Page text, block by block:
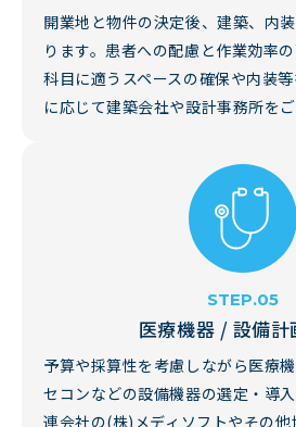
開業地と物件の決定後、建築、内
ります。患者への配慮と作業効率
科目に適うスペースの確保や内装
に応じて建築会社や設計事務所をご
医療機器 / 設備計
予算や採算性を考慮しながら医療
セコンなどの設備機器の選定・導
連会社の(株)メディソフトやその他